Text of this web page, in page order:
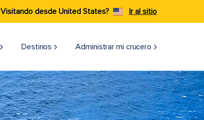
Visitando desde United States? Ir al sitio
Destinos Administrar mi crucero